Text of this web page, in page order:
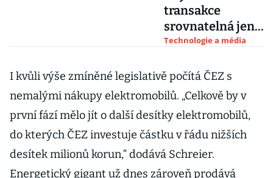
transakce
srovnatelná jen s
privatizací. Avast
Američané
Technologie a média
I kvůli výše zmíněné legislativě počítá ČEZ s
nemalými nákupy elektromobilů. „Celkově by v
první fází mělo jít o další desítky elektromobilů,
do kterých ČEZ investuje částku v řádu nižších
desítek milionů korun,“ dodává Schreier.
Energetický gigant už dnes zároveň prodává